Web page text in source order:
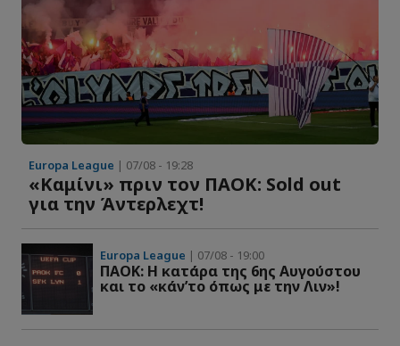
Europa League | 07/08 - 19:28
«Καμίνι» πριν τον ΠΑΟΚ: Sold out
για την Άντερλεχτ!
Europa League | 07/08 - 19:00
ΠΑΟΚ: Η κατάρα της 6ης Αυγούστου
και το «κάν’το όπως με την Λιν»!